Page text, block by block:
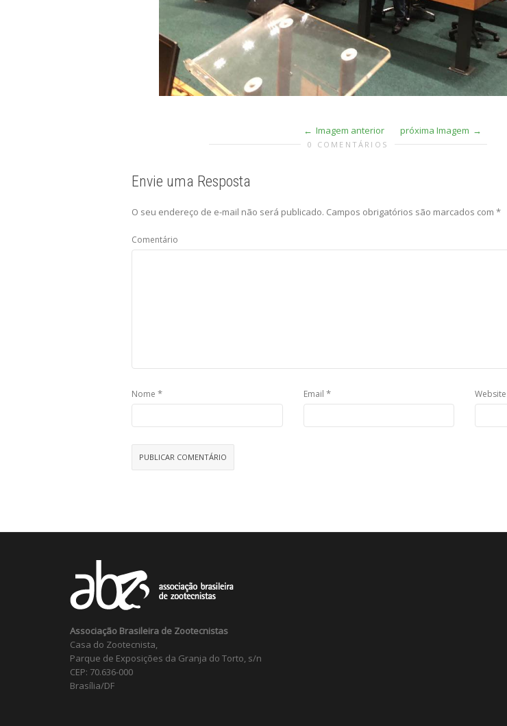
Imagem anterior próxima Imagem
0 COMENTÁRIOS
Envie uma Resposta
O seu endereço de e-mail não será publicado. Campos obrigatórios são marcados com *
Comentário
Nome * Email * Website
Associação Brasileira de Zootecnistas
Casa do Zootecnista,
Parque de Exposições da Granja do Torto, s/n
CEP: 70.636-000
Brasília/DF